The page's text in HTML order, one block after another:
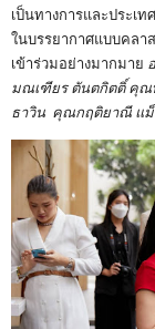
เป็นทางการและประเ
ในบรรยากาศแบบคล
เข้าร่วมอย่างมากมาย
มณเฑียร ตันตกิตติ์ คุณ
ธาวิน คุณกฤติยาณี แม็